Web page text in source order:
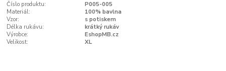
Číslo produktu:
P005-005
Materiál:
100% bavlna
Vzor:
s potiskem
Délka rukávu:
krátký rukáv
Výrobce:
EshopMB.cz
Velikost:
XL